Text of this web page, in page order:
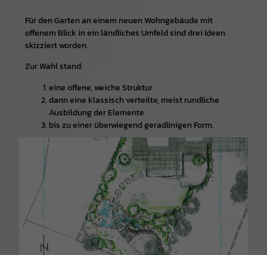
Für den Garten an einem neuen Wohngebäude mit
offenem Blick in ein ländliches Umfeld sind drei Ideen
skizziert worden.
Zur Wahl stand:
eine offene, weiche Struktur
dann eine klassisch verteilte, meist rundliche
Ausbildung der Elemente
bis zu einer überwiegend geradlinigen Form.